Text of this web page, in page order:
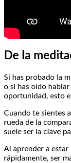
De la
Si has probado la
o si has oído
oportunidad, esto
Cuando te sientes
rueda de la
suele ser la clave
Al aprender a estar
rápidamente, ser